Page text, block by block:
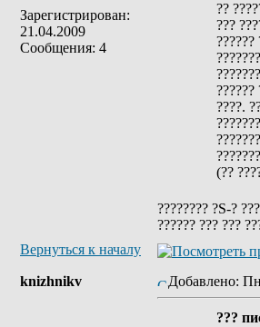
Зарегистрирован:
21.04.2009
Сообщения: 4
??
???
??????
??????
????.
(??
???????? ?S-?
?????? ??? ???
Вернуться к началу
knizhnikv Добавлено:
???